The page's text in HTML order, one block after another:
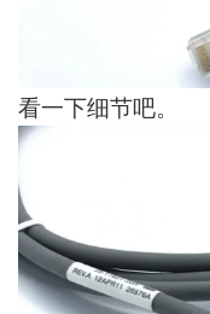
看一下细节吧。